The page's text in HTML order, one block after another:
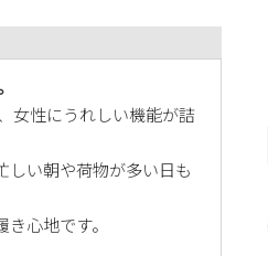
女性にうれしい機能が詰
しい朝や荷物が多い日も
心地です。